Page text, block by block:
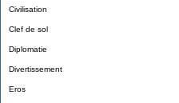
Civilisation
Clef de sol
Diplomatie
Divertissement
Eros